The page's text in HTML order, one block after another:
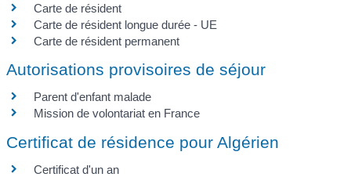
Carte de résident
Carte de résident longue durée - UE
Carte de résident permanent
Autorisations provisoires de séjour
Parent d'enfant malade
Mission de volontariat en France
Certificat de résidence pour Algérien
Certificat d'un an